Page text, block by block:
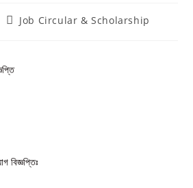
Job Circular & Scholarship
বিজ্ঞপ্তিঃ